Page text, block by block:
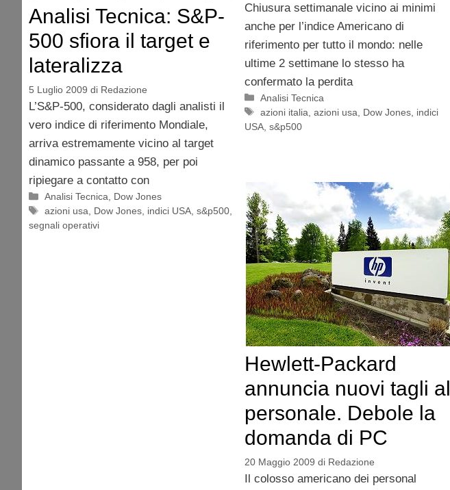
Chiusura settimanale vicino ai minimi
anche per l’indice Americano di
riferimento per tutto il mondo: nelle
ultime 2 settimane lo stesso ha
confermato la perdita
Categorie
Analisi Tecnica
Tag
azioni italia ,azioni usa Dow Jones indici
USA, s&p500
Analisi Tecnica: S&P-
500 sfiora il target e
lateralizza
5 Luglio 2009 di Redazione
L’S&P-500, considerato dagli analisti il
vero indice di riferimento Mondiale,
arriva estremamente vicino al target
dinamico passante a 958, per poi
ripiegare a contatto con
Categorie
Analisi Tecnica
Dow Jones
Tag
azioni usa Dow Jones indici USA ,s&p500
segnali operativi
Hewlett-Packard
annuncia nuovi tagli al
personale. Debole la
domanda di PC
20 Maggio 2009 di Redazione
Il colosso americano dei personal